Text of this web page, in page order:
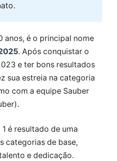
anos, é o principal nome
. Após conquistar o
e ter bons resultados
sua estreia na categoria
com a equipe Sauber
é resultado de uma
categorias de base,
e dedicação.